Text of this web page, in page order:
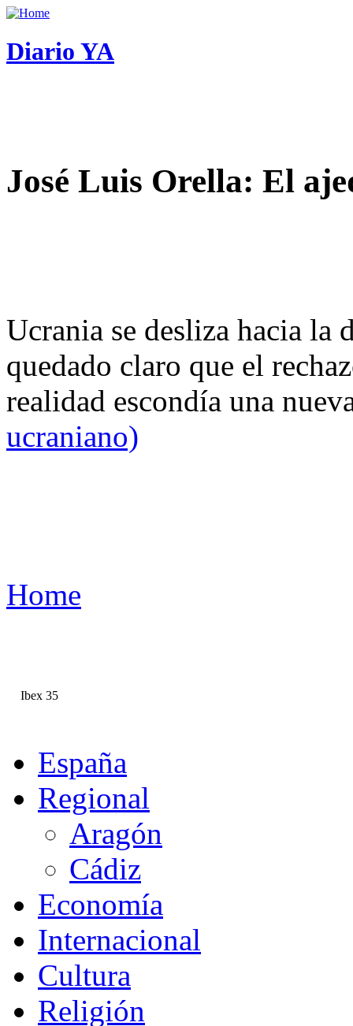
Diario YA
José Luis Orella: El
Ucrania se desliza hacia
quedado claro que el
realidad escondía una
ucraniano)
Home
Ibex 35
España
Regional
Aragón
Cádiz
Economía
Internacional
Cultura
Religión